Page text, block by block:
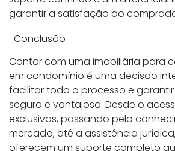
garantir a satisfação do
Conclusão
Contar com uma imobiliária para
em condomínio é uma decisão
facilitar todo o processo e
segura e vantajosa. Desde o
exclusivas, passando pelo
mercado, até a assistência
oferecem um suporte completo